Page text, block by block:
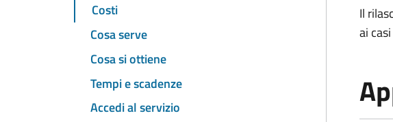
Costi
Cosa serve
Cosa si ottiene
Tempi e scadenze
Accedi al servizio
Il
ai